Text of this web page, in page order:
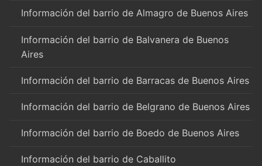
Información del barrio de Almagro de Buenos Aires
Información del barrio de Balvanera de Buenos
Aires
Información del barrio de Barracas de Buenos Aires
Información del barrio de Belgrano de Buenos Aires
Información del barrio de Boedo de Buenos Aires
Información del barrio de Caballito